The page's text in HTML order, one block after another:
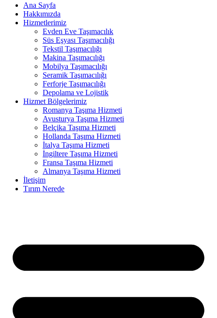
Ana Sayfa
Hakkımızda
Hizmetlerimiz
Evden Eve Taşımacılık
Süs Eşyası Taşımacılığı
Tekstil Taşımacılığı
Makina Taşımacılığı
Mobilya Taşımacılığı
Seramik Taşımacılığı
Ferforje Taşımacılığı
Depolama ve Lojistik
Hizmet Bölgelerimiz
Romanya Taşıma Hizmeti
Avusturya Taşıma Hizmeti
Belçika Taşıma Hizmeti
Hollanda Taşıma Hizmeti
İtalya Taşıma Hizmeti
İngiltere Taşıma Hizmeti
Fransa Taşıma Hizmeti
Almanya Taşıma Hizmeti
İletişim
Tırım Nerede